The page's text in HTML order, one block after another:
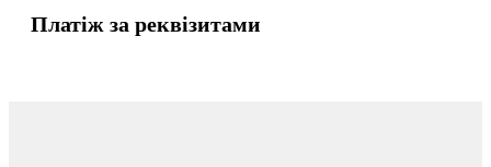
Платіж за реквізитами